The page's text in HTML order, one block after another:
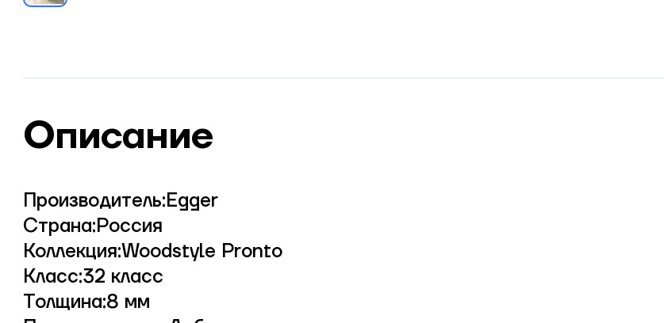
Описание
Производитель:Egger
Страна:Россия
Коллекция:Woodstyle Pronto
Класс:32 класс
Толщина:8 мм